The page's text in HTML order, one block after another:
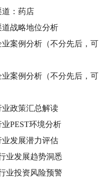
道：药店
道战略地位分析
案例分析（不分先后，可
案例分析（不分先后，可
政策汇总解读
PEST环境分析
发展潜力评估
业发展趋势洞悉
业投资风险预警